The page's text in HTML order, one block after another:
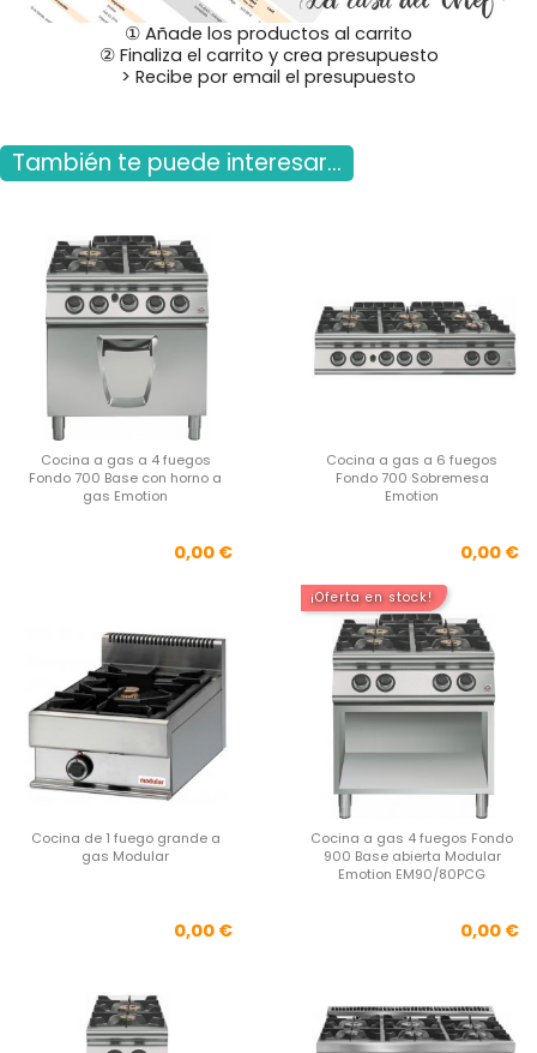
① Añade los productos al carrito
② Finaliza el carrito y crea presupuesto
> Recibe por email el presupuesto
También te puede interesar...
Cocina a gas a 4 fuegos
Fondo 700 Base con horno a
gas Emotion
Precio
0,00 €
Cocina a gas a 6 fuegos
Fondo 700 Sobremesa
Emotion
0,00 €
Cocina de 1 fuego grande a
gas Modular
Precio
0,00 €
¡Oferta en stock!
Cocina a gas 4 fuegos Fondo
900 Base abierta Modular
Emotion EM90/80PCG
0,00 €